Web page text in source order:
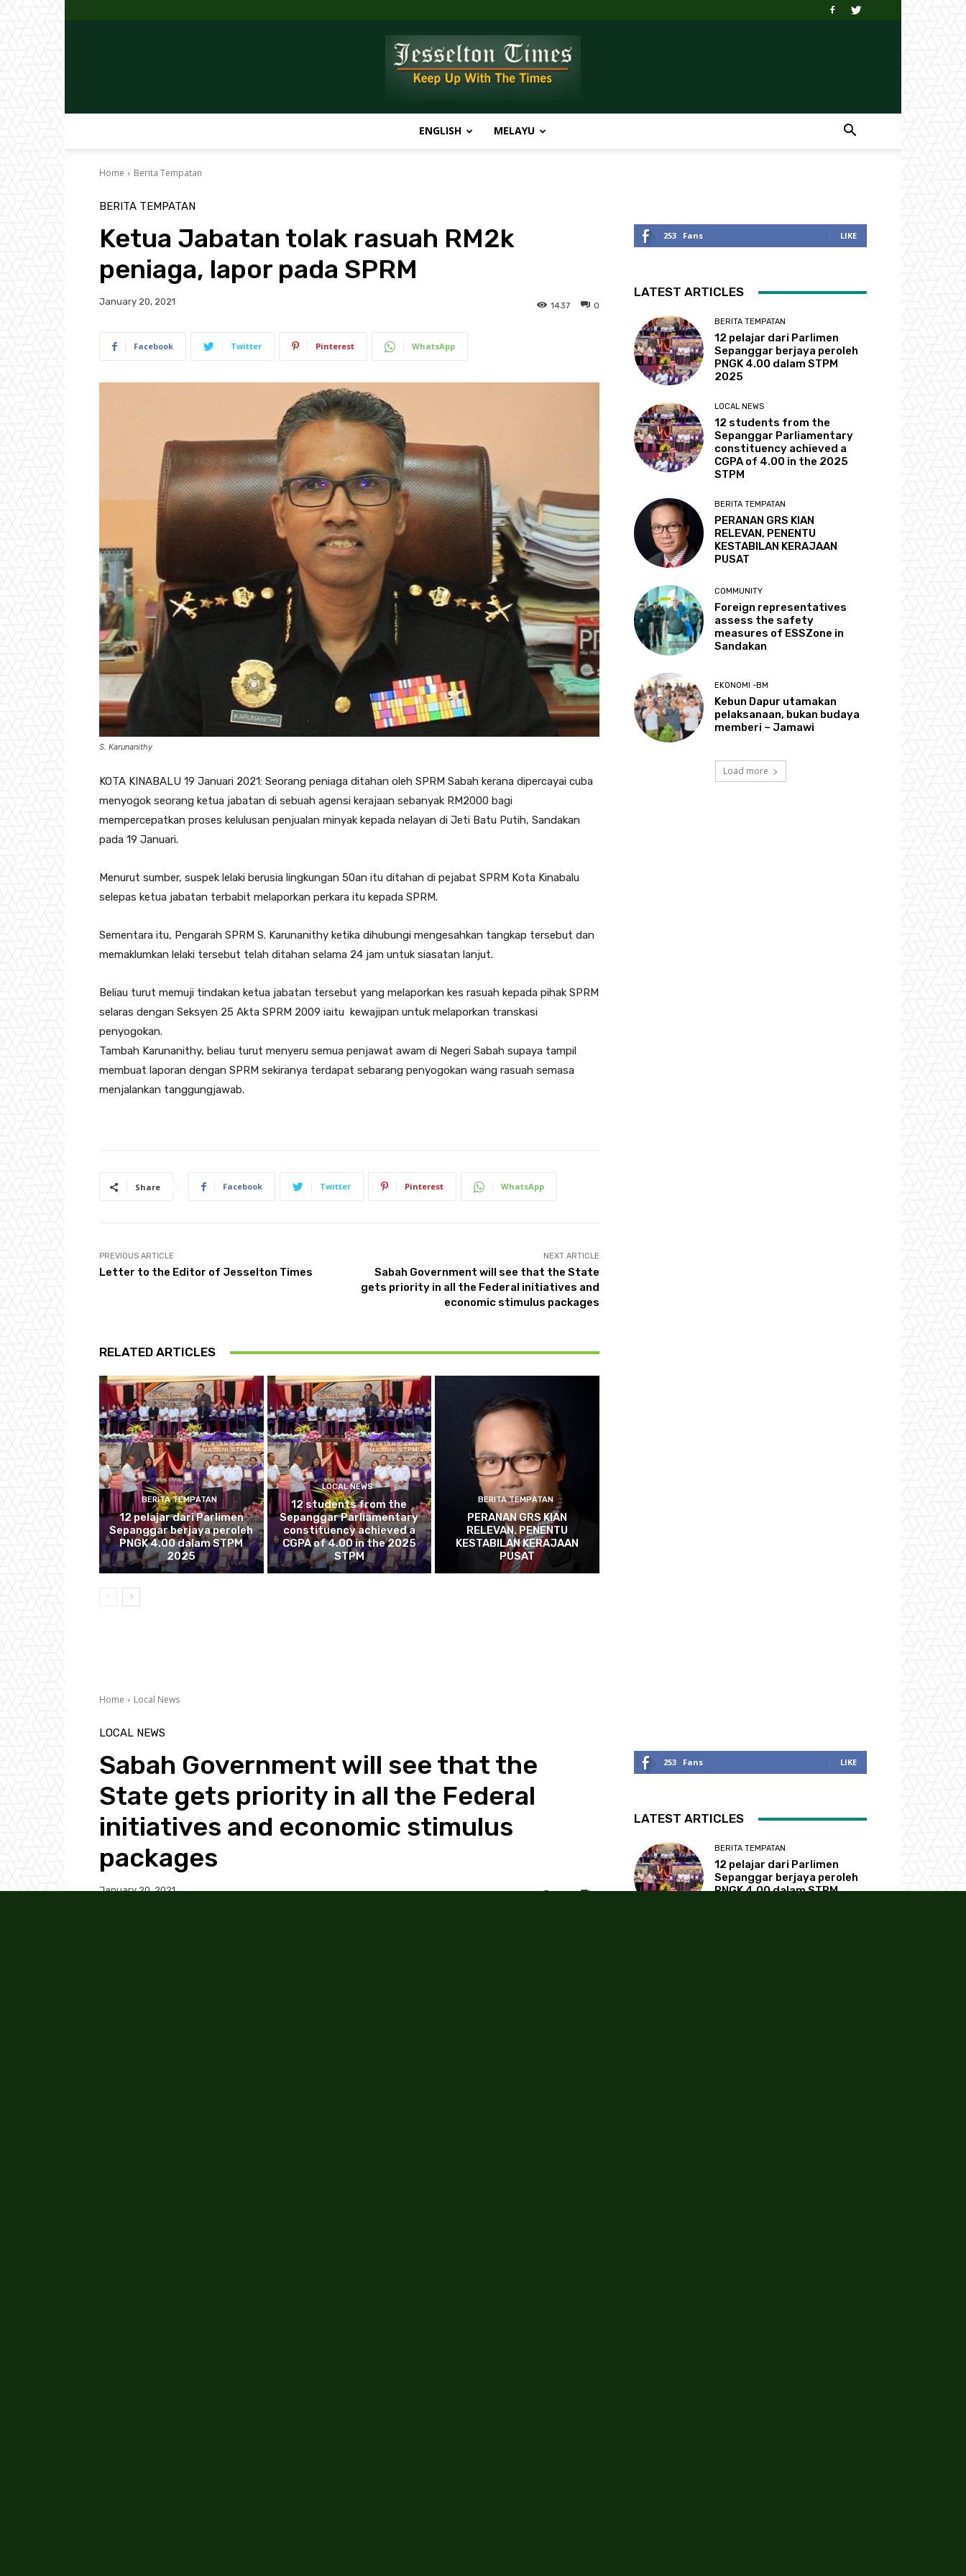
Times
ENGLISH MELAYU
Home Berita Tempatan
BERITA TEMPATAN
Ketua Jabatan tolak rasuah RM2k
peniaga, lapor pada SPRM
January 20, 2021 0
1437
Facebook Twitter Pinterest WhatsApp
S. Karunanithy
KOTA KINABALU 19 Januari 2021: Seorang peniaga ditahan oleh SPRM Sabah kerana dipercayai cuba
menyogok seorang ketua jabatan di sebuah agensi kerajaan sebanyak RM2000 bagi
mempercepatkan proses kelulusan penjualan minyak kepada nelayan di Jeti Batu Putih, Sandakan
pada 19 Januari.
Menurut sumber, suspek lelaki berusia lingkungan 50an itu ditahan di pejabat SPRM Kota Kinabalu
selepas ketua jabatan terbabit melaporkan perkara itu kepada SPRM.
Sementara itu, Pengarah SPRM S. Karunanithy ketika dihubungi mengesahkan tangkap tersebut dan
memaklumkan lelaki tersebut telah ditahan selama 24 jam untuk siasatan lanjut.
Beliau turut memuji tindakan ketua jabatan tersebut yang melaporkan kes rasuah kepada pihak SPRM
selaras dengan Seksyen 25 Akta SPRM 2009 iaitu kewajipan untuk melaporkan transkasi
penyogokan.
Tambah Karunanithy, beliau turut menyeru semua penjawat awam di Negeri Sabah supaya tampil
membuat laporan dengan SPRM sekiranya terdapat sebarang penyogokan wang rasuah semasa
menjalankan tanggungjawab.
Share Facebook Twitter Pinterest WhatsApp
PREVIOUS ARTICLE
Letter to the Editor of Jesselton Times
NEXT ARTICLE
Sabah Government will see that the State
gets priority in all the Federal initiatives and
economic stimulus packages
RELATED ARTICLES
BERITA TEMPATAN
12 pelajar dari Parlimen
Sepanggar berjaya peroleh
PNGK 4.00 dalam STPM
2025
LOCAL NEWS
12 students from the
Sepanggar Parliamentary
constituency achieved a
CGPA of 4.00 in the 2025
STPM
BERITA TEMPATAN
PERANAN GRS KIAN
RELEVAN, PENENTU
KESTABILAN KERAJAAN
PUSAT
253 Fans LIKE
LATEST ARTICLES
BERITA TEMPATAN
12 pelajar dari Parlimen
Sepanggar berjaya peroleh
PNGK 4.00 dalam STPM
2025
LOCAL NEWS
12 students from the
Sepanggar Parliamentary
constituency achieved a
CGPA of 4.00 in the 2025
STPM
BERITA TEMPATAN
PERANAN GRS KIAN
RELEVAN, PENENTU
KESTABILAN KERAJAAN
PUSAT
COMMUNITY
Foreign representatives
assess the safety
measures of ESSZone in
Sandakan
EKONOMI -BM
Kebun Dapur utamakan
pelaksanaan, bukan budaya
memberi – Jamawi
Load more